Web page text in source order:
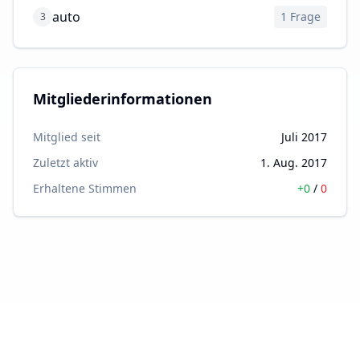
3 auto 1 Frage
Mitgliederinformationen
Mitglied seit
Juli 2017
Zuletzt aktiv
1. Aug. 2017
Erhaltene Stimmen
+0 / 0